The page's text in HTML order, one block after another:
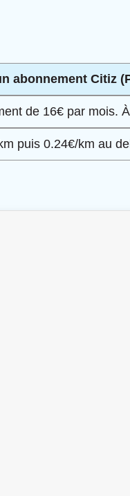
abonnement Citiz
de 16€ par mois.
puis 0.24€/km au